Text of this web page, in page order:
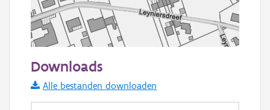
Informatie Vlaanderen
i
Downloads
Alle bestanden downloaden